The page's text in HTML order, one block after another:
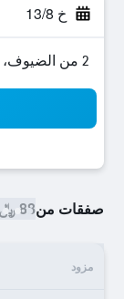
خ 13/8
2 من الضيوف، غرفة واحدة
صفقات من88 ﷼
مزود